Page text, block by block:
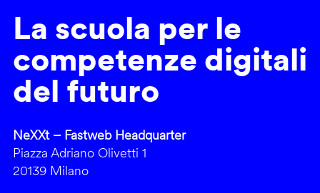
La scuola per le
competenze digitali
del futuro
NeXXt – Fastweb Headquarter
Piazza Adriano Olivetti 1
20139 Milano